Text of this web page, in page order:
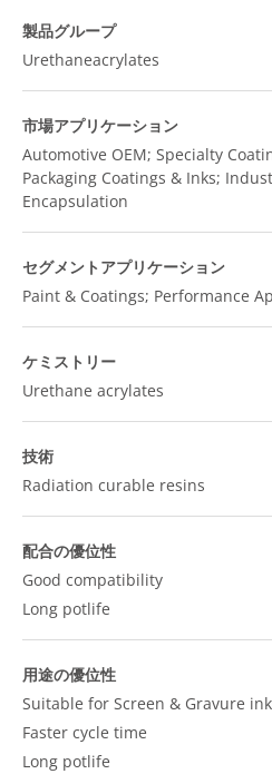
製品グループ
Urethaneacrylates
市場アプリケーション
Automotive OEM; Specialty
Packaging Coatings & Inks;
Encapsulation
セグメントアプリケーション
Paint & Coatings; Performance
ケミストリー
Urethane acrylates
技術
Radiation curable resins
配合の優位性
Good compatibility
Long potlife
用途の優位性
Suitable for Screen & Gravure
Faster cycle time
Long potlife